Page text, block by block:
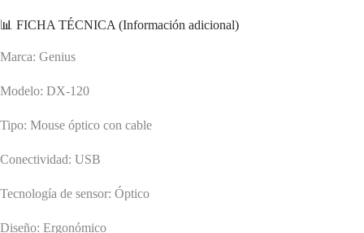
📊 FICHA TÉCNICA (Información adicional)
Marca: Genius
Modelo: DX-120
Tipo: Mouse óptico con cable
Conectividad: USB
Tecnología de sensor: Óptico
Diseño: Ergonómico